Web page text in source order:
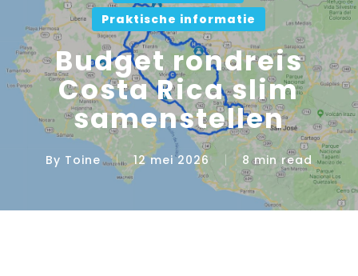
Praktische informatie
Budget rondreis
Costa Rica slim
samenstellen
By Toine 12 mei 2026 8 min read